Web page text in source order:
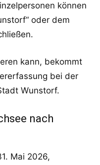
können
oder dem
kann, bekommt
bei der
Wunstorf.
nach
Mai 2026,